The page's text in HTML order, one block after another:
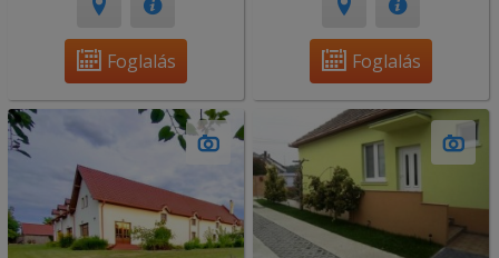
Foglalás Foglalás